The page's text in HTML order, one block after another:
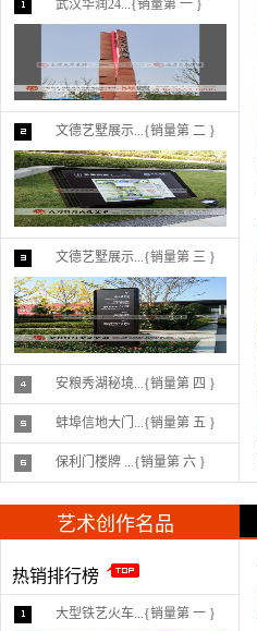
武汉华润24...{销量第 一 }
文德艺墅展示...{销量第 二 }
文德艺墅展示...{销量第 三 }
安粮秀湖秘境...{销量第 四 }
蚌埠信地大门...{销量第 五 }
保利门楼牌 ...{销量第 六 }
艺术创作名品
热销排行榜
大型铁艺火车...{销量第 一 }